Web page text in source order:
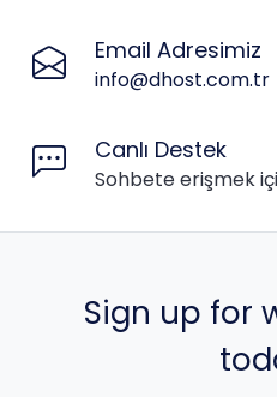
Email Adresimiz
info@dhost.com.tr
Canlı Destek
Sohbete erişmek
Sign up for